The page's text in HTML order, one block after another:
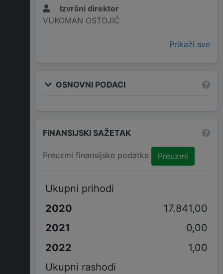
Izvršni direktor
VUKOMAN OSTOJIĆ
Prikaži sve
OSNOVNI PODACI
FINANSIJSKI SAŽETAK
Preuzmi finansijske podatke Preuzmi
Ukupni prihodi
17.841,00
0,00
1,00
Ukupni rashodi